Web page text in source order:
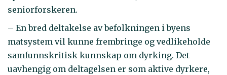
seniorforskeren.
– En bred deltakelse av befolkningen i byens
matsystem vil kunne frembringe og vedlikeholde
samfunnskritisk kunnskap om dyrking. Det
uavhengig om deltagelsen er som aktive dyrkere,